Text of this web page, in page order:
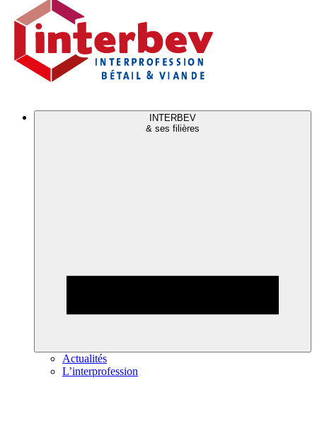
site
INTERBEV
& ses filières
Actualités
L’interprofession